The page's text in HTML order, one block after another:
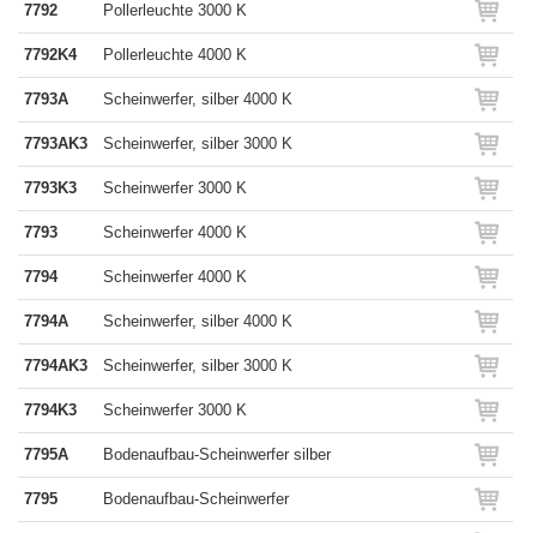
7792 Pollerleuchte 3000 K
7792K4 Pollerleuchte 4000 K
7793A Scheinwerfer, silber 4000 K
7793AK3 Scheinwerfer, silber 3000 K
7793K3 Scheinwerfer 3000 K
7793 Scheinwerfer 4000 K
7794 Scheinwerfer 4000 K
7794A Scheinwerfer, silber 4000 K
7794AK3 Scheinwerfer, silber 3000 K
7794K3 Scheinwerfer 3000 K
7795A Bodenaufbau-Scheinwerfer silber
7795 Bodenaufbau-Scheinwerfer